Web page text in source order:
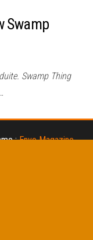
Swamp
Swamp Thing
:Envo Magazine